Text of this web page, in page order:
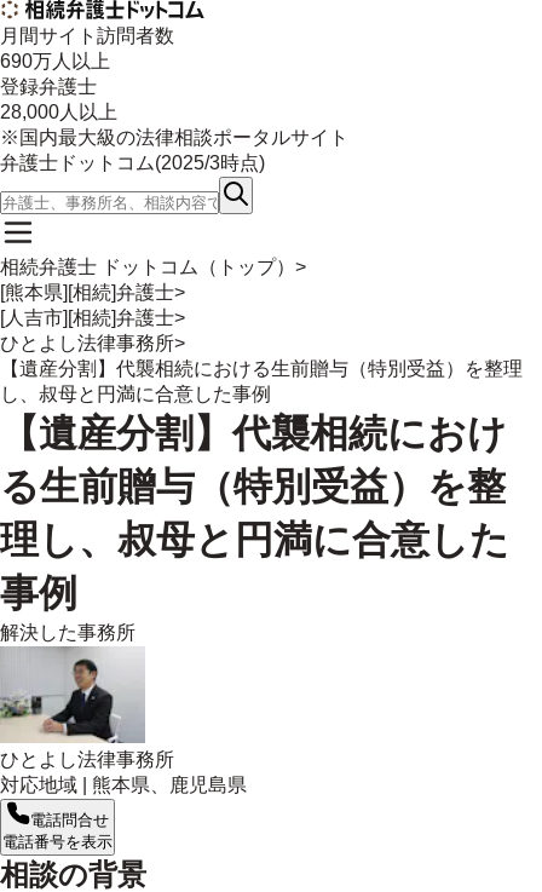
月間サイト訪問者数
690万人以上
登録弁護士
28,000人以上
※国内最大級の法律相談ポータルサイト
弁護士ドットコム(2025/3時点)
相続弁護士 ドットコム（トップ） >
[熊本県][相続]弁護士>
[人吉市][相続]弁護士>
ひとよし法律事務所>
【遺産分割】代襲相続における生前贈与（特別受益）を整理
し、叔母と円満に合意した事例
【遺産分割】代襲相続におけ
る生前贈与（特別受益）を整
理し、叔母と円満に合意した
事例
解決した事務所
ひとよし法律事務所
対応地域 |
熊本県、鹿児島県
電話問合せ
電話番号を表示
相談の背景